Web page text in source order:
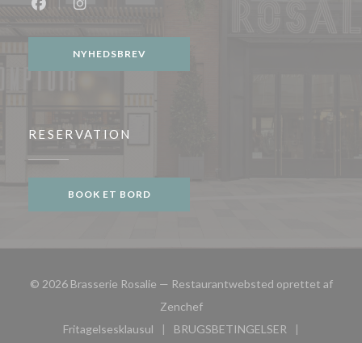
NYHEDSBREV
RESERVATION
BOOK ET BORD
© 2026 Brasserie Rosalie — Restaurantwebsted oprettet af
Zenchef((åbner i et nyt vindue))
Fritagelsesklausul
((åbner i et nyt vindue))
BRUGSBETINGELSER
((åbner i et nyt vindue))